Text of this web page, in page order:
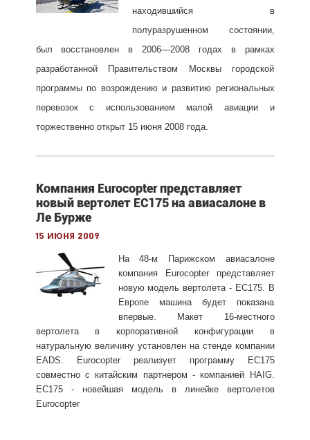
находившийся в
полуразрушенном состоянии,
был восстановлен в 2006—2008 годах в рамках
разработанной Правительством Москвы городской
программы по возрождению и развитию региональных
перевозок с использованием малой авиации и
торжественно открыт 15 июня 2008 года.
Компания Eurocopter представляет
новый вертолет EC175 на авиасалоне в
Ле Бурже
15 июня 2009
На 48-м Парижском авиасалоне
компания Eurocopter представляет
новую модель вертолета - EC175. В
Европе машина будет показана
впервые. Макет 16-местного
вертолета в корпоративной конфигурации в
натуральную величину установлен на стенде компании
EADS. Eurocopter реализует программу EC175
совместно с китайским партнером - компанией HAIG.
EC175 - новейшая модель в линейке вертолетов
Eurocopter